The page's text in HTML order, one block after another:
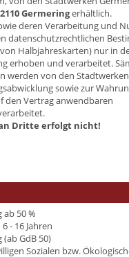
Germeringerhältlich.
deren Verarbeitung und
datenschutzrechtlichen
Halbjahreskarten) nur in
erhoben und verarbeitet.
werden von den
sowie zur
den Vertrag anwendbaren
Dritte erfolgt nicht!
50 %
- 16 Jahren
GdB 50)
Sozialen bzw.